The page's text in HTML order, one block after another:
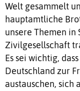
Welt gesammelt
hauptamtliche
unsere Themen in
Zivilgesellschaft
Es sei wichtig,
Deutschland zur
austauschen, sich